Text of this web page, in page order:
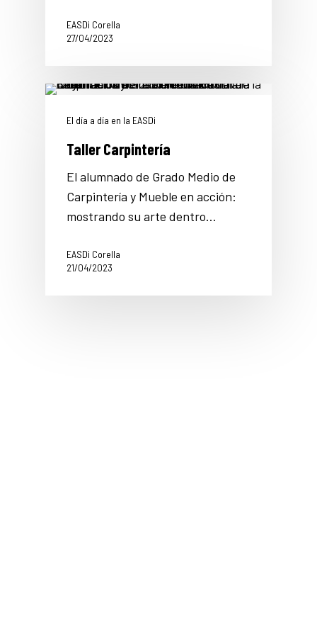
EASDi Corella
27/04/2023
El día a día en la EASDi
Taller Carpintería
El alumnado de Grado Medio de
Carpintería y Mueble en acción:
mostrando su arte dentro…
EASDi Corella
21/04/2023